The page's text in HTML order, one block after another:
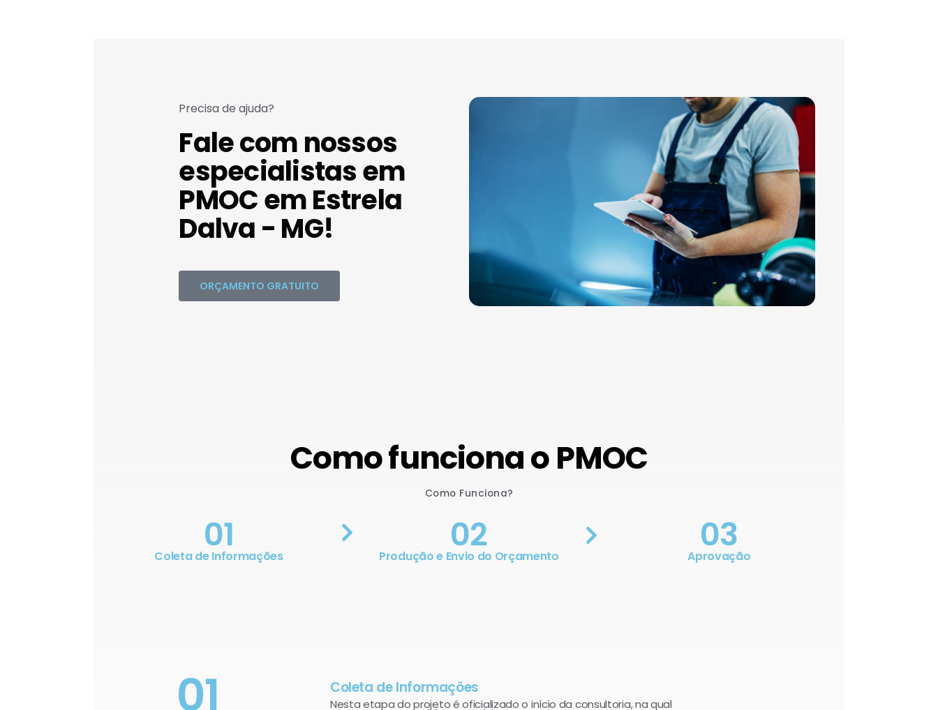
Precisa de ajuda?
Fale com nossos
especialistas em
PMOC em Estrela
Dalva - MG!
ORÇAMENTO GRATUITO
Como funciona o PMOC
Como Funciona?
01
Coleta de Informações 02
Produção e Envio do Orçamento 03
Aprovação
01 Coleta de Informações
Nesta etapa do projeto é oficializado o início da consultoria, na qual